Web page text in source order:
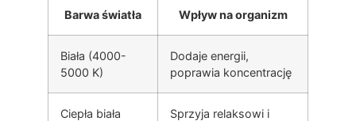
Barwa światła Wpływ na organizm
Biała (4000-
5000 K)
Dodaje energii,
poprawia koncentrację
Ciepła biała
Sprzyja relaksowi i